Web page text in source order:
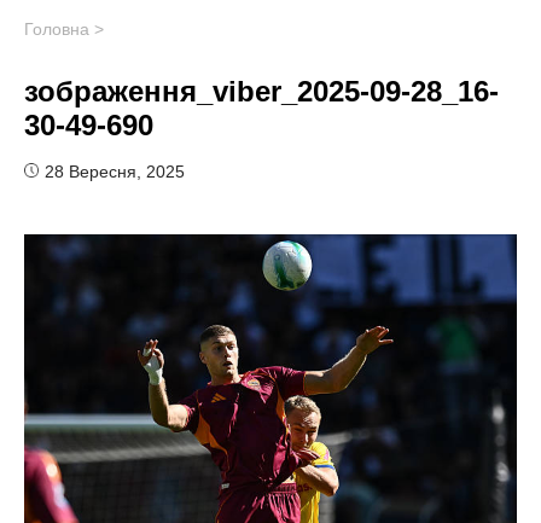
Головна >
зображення_viber_2025-09-28_16-
30-49-690
28 Вересня, 2025